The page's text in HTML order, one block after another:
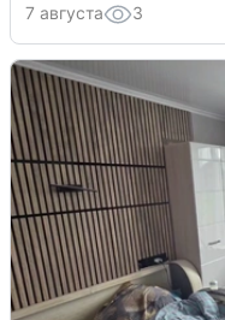
7 августа 3